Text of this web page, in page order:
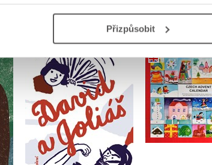
Přizpůsobit
David a Goliáš
Ivana Pecháčková
Czech
Ivana